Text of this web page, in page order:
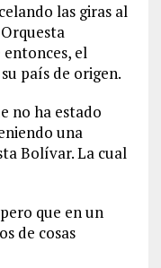
las giras al
entonces, el
país de origen.
no ha estado
una
Bolívar. La cual
que en un
de cosas